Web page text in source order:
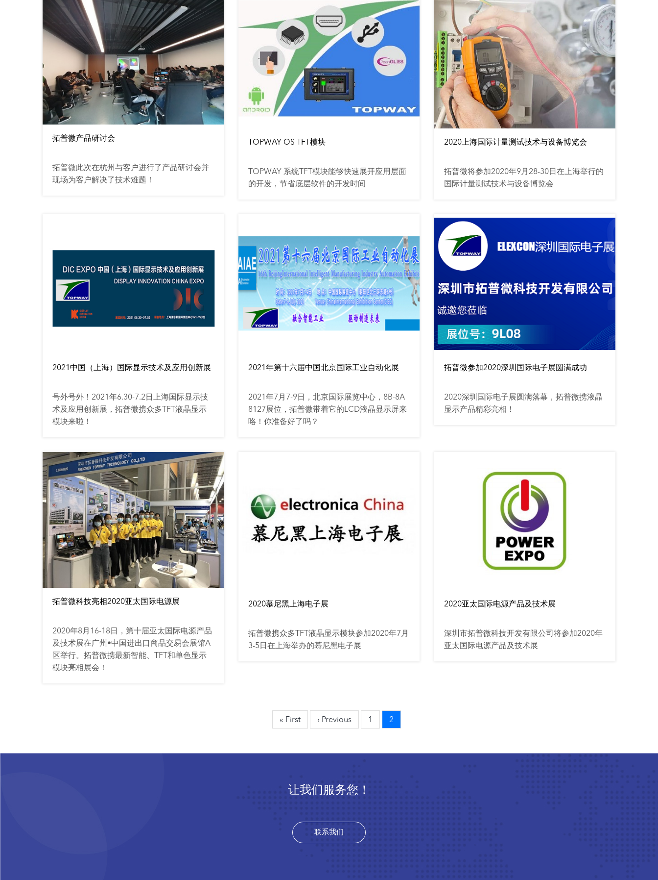
拓普微产品研讨会
拓普微此次在杭州与客户进行了产品研讨会并
现场为客户解决了技术难题！
TOPWAY OS TFT模块
TOPWAY 系统TFT模块能够快速展开应用层面
的开发，节省底层软件的开发时间
2020上海国际计量测试技术与设备博览会
拓普微将参加2020年9月28-30日在上海举行的
国际计量测试技术与设备博览会
2021中国（上海）国际显示技术及应用创新展
号外号外！2021年6.30-7.2日上海国际显示技
术及应用创新展，拓普微携众多TFT液晶显示
模块来啦！
2021年第十六届中国北京国际工业自动化展
2021年7月7-9日，北京国际展览中心，8B-8A
8127展位，拓普微带着它的LCD液晶显示屏来
咯！你准备好了吗？
拓普微参加2020深圳国际电子展圆满成功
2020深圳国际电子展圆满落幕，拓普微携液晶
显示产品精彩亮相！
拓普微科技亮相2020亚太国际电源展
2020年8月16-18日，第十届亚太国际电源产品
及技术展在广州•中国进出口商品交易会展馆A
区举行。拓普微携最新智能、TFT和单色显示
模块亮相展会！
2020慕尼黑上海电子展
拓普微携众多TFT液晶显示模块参加2020年7月
3-5日在上海举办的慕尼黑电子展
2020亚太国际电源产品及技术展
深圳市拓普微科技开发有限公司将参加2020年
亚太国际电源产品及技术展
First
« First
Previous
‹ Previous
页
1
当
2
让我们服务您！
联系我们